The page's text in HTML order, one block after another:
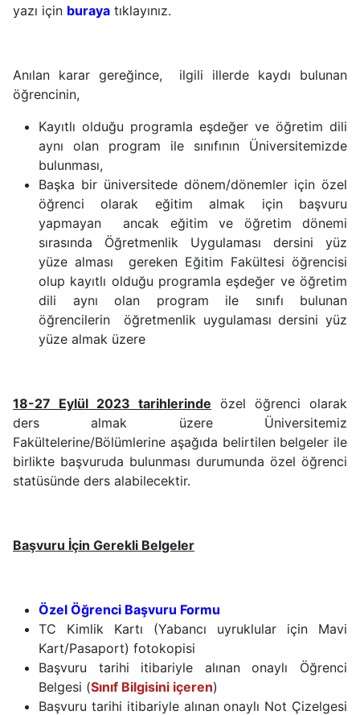
yazı için buraya tıklayınız.
Anılan karar gereğince, ilgili illerde kaydı bulunan
öğrencinin,
Kayıtlı olduğu programla eşdeğer ve öğretim dili
aynı olan program ile sınıfının Üniversitemizde
bulunması,
Başka bir üniversitede dönem/dönemler için özel
öğrenci olarak eğitim almak için başvuru
yapmayan ancak eğitim ve öğretim dönemi
sırasında Öğretmenlik Uygulaması dersini yüz
yüze alması gereken Eğitim Fakültesi öğrencisi
olup kayıtlı olduğu programla eşdeğer ve öğretim
dili aynı olan program ile sınıfı bulunan
öğrencilerin öğretmenlik uygulaması dersini yüz
yüze almak üzere
18-27 Eylül 2023 tarihlerinde özel öğrenci olarak
ders almak üzere Üniversitemiz
Fakültelerine/Bölümlerine aşağıda belirtilen belgeler ile
birlikte başvuruda bulunması durumunda özel öğrenci
statüsünde ders alabilecektir.
Başvuru İçin Gerekli Belgeler
Özel Öğrenci Başvuru Formu
TC Kimlik Kartı (Yabancı uyruklular için Mavi
Kart/Pasaport) fotokopisi
Başvuru tarihi itibariyle alınan onaylı Öğrenci
Belgesi (Sınıf Bilgisini içeren)
Başvuru tarihi itibariyle alınan onaylı Not Çizelgesi